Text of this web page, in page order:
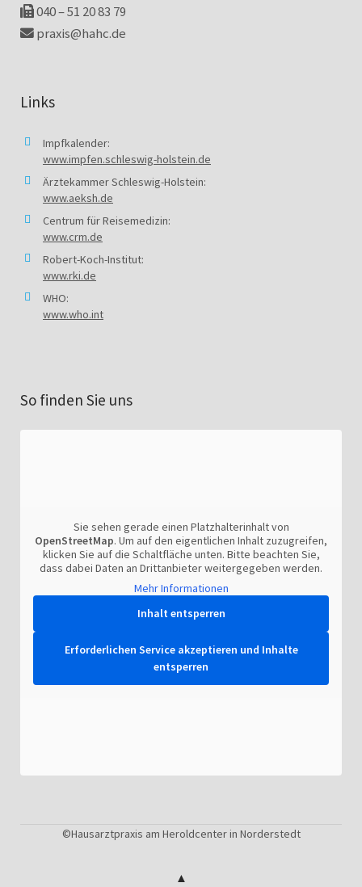
040 – 51 20 83 79
praxis@hahc.de
Links
Impfkalender:
www.impfen.schleswig-holstein.de
Ärztekammer Schleswig-Holstein:
www.aeksh.de
Centrum für Reisemedizin:
www.crm.de
Robert-Koch-Institut:
www.rki.de
WHO:
www.who.int
So finden Sie uns
Sie sehen gerade einen Platzhalterinhalt von
OpenStreetMap. Um auf den eigentlichen Inhalt zuzugreifen,
klicken Sie auf die Schaltfläche unten. Bitte beachten Sie,
dass dabei Daten an Drittanbieter weitergegeben werden.
Mehr Informationen
Inhalt entsperren
Erforderlichen Service akzeptieren und Inhalte
entsperren
©Hausarztpraxis am Heroldcenter in Norderstedt